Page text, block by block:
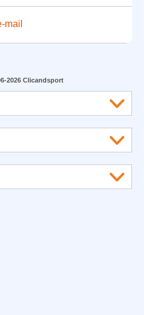
mail
2026 Clicandsport